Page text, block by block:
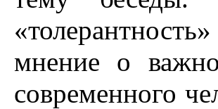
мнение о
современного